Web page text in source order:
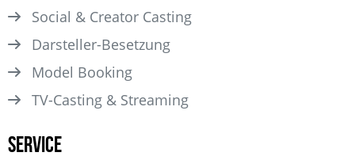
Social & Creator Casting
Darsteller­-Besetzung
Model Booking
TV-Casting & Streaming
Service